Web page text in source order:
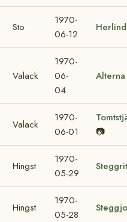
Sto
1970-
06-12
Valack
1970-
06-
04
Alterna
Valack
1970-
06-01
📷
Hingst
1970-
05-29
Hingst
1970-
05-28